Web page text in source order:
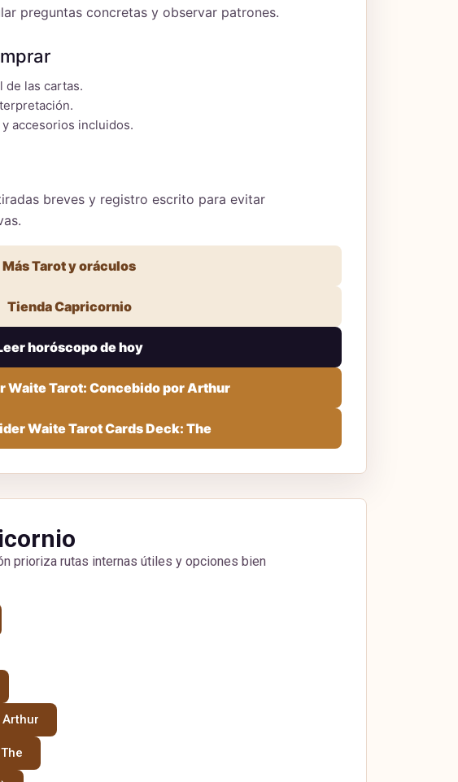
preguntas concretas y observar patrones.
de las cartas.
accesorios incluidos.
breves y registro escrito para evitar
Más Tarot y oráculos
Tienda Capricornio
horóscopo de hoy
Waite Tarot: Concebido por Arthur
Waite Tarot Cards Deck: The
prioriza rutas internas útiles y opciones bien
Arthur